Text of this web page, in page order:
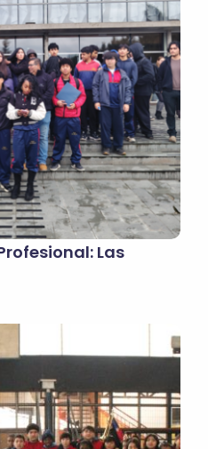
Las